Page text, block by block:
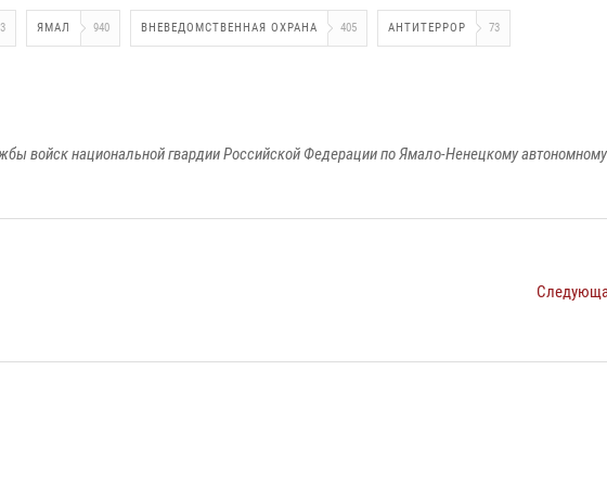
ЯМАЛ 940 ВНЕВЕДОМСТВЕННАЯ ОХРАНА 405 АНТИТЕРРОР 73
войск национальной гвардии Российской Федерации по Ямало-Ненецкому автономному